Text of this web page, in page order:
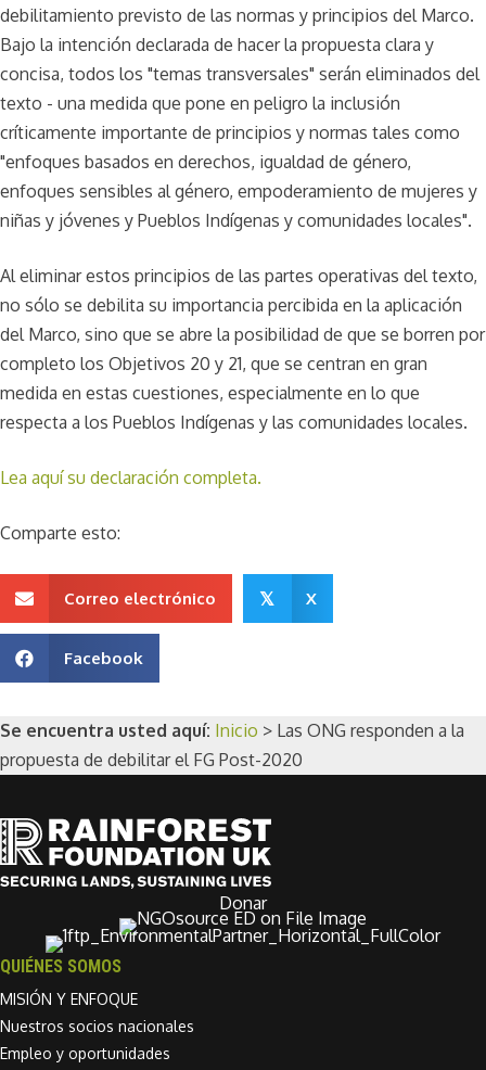
debilitamiento previsto de las normas y principios del Marco.
Bajo la intención declarada de hacer la propuesta clara y
concisa, todos los "temas transversales" serán eliminados del
texto - una medida que pone en peligro la inclusión
críticamente importante de principios y normas tales como
"enfoques basados en derechos, igualdad de género,
enfoques sensibles al género, empoderamiento de mujeres y
niñas y jóvenes y Pueblos Indígenas y comunidades locales".
Al eliminar estos principios de las partes operativas del texto,
no sólo se debilita su importancia percibida en la aplicación
del Marco, sino que se abre la posibilidad de que se borren por
completo los Objetivos 20 y 21, que se centran en gran
medida en estas cuestiones, especialmente en lo que
respecta a los Pueblos Indígenas y las comunidades locales.
Lea aquí su declaración completa.
Comparte esto:
Correo electrónico 𝕏 X
Facebook
Se encuentra usted aquí: Inicio > Las ONG responden a la
propuesta de debilitar el FG Post-2020
Donar
QUIÉNES SOMOS
MISIÓN Y ENFOQUE
Nuestros socios nacionales
Empleo y oportunidades